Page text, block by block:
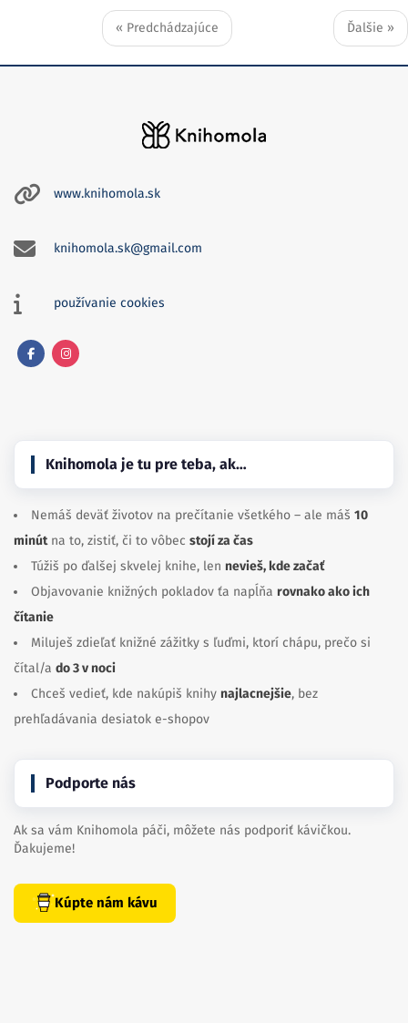
« Predchádzajúce Ďalšie »
www.knihomola.sk
knihomola.sk@gmail.com
používanie cookies
Knihomola je tu pre teba, ak…
Nemáš deväť životov na prečítanie všetkého – ale máš 10
minútna to, zistiť, či to vôbec stojí za čas
Túžiš po ďalšej skvelej knihe, len nevieš, kde začať
Objavovanie knižných pokladov ťa napĺňa rovnako ako ich
čítanie
Miluješ zdieľať knižné zážitky s ľuďmi, ktorí chápu, prečo si
čítal/a do 3 v noci
Chceš vedieť, kde nakúpiš knihy najlacnejšie, bez
prehľadávania desiatok e-shopov
Podporte nás
Ak sa vám Knihomola páči, môžete nás podporiť kávičkou.
Ďakujeme!
Kúpte nám kávu